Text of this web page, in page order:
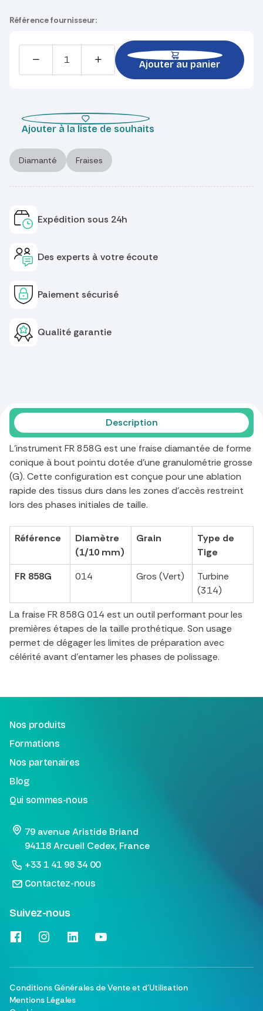
Référence fournisseur:
Ajouter au panier
Ajouter à la liste de souhaits
Diamanté Fraises
Expédition sous 24h
Des experts à votre écoute
Paiement sécurisé
Qualité garantie
Description
L'instrument FR 858G est une fraise diamantée de forme
conique à bout pointu dotée d'une granulométrie grosse
(G). Cette configuration est conçue pour une ablation
rapide des tissus durs dans les zones d'accès restreint
lors des phases initiales de taille.
Référence
Diamètre
(1/10 mm)
Grain
Type de
Tige
FR 858G
014 Gros (Vert)
Turbine
(314)
La fraise FR 858G 014 est un outil performant pour les
premières étapes de la taille prothétique. Son usage
permet de dégager les limites de préparation avec
célérité avant d'entamer les phases de polissage.
Nos produits
Formations
Nos partenaires
Blog
Qui sommes-nous
79 avenue Aristide Briand
94118 Arcueil Cedex, France
+33 1 41 98 34 00
Contactez-nous
Suivez-nous
Conditions Générales de Vente et d'Utilisation
Mentions Légales